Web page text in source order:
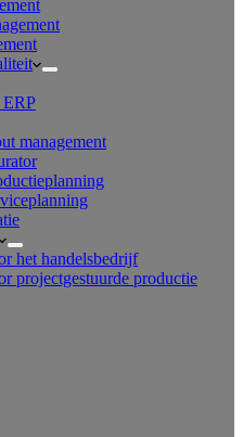
ERP
management
het handelsbedrijf
projectgestuurde productie